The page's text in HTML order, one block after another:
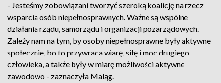
- Jesteśmy zobowiązani tworzyć szeroką koalicję na rzecz
wsparcia osób niepełnosprawnych. Ważne są wspólne
działania rządu, samorządu i organizacji pozarządowych.
Zależy nam na tym, by osoby niepełnosprawne były aktywne
społecznie, bo to przywraca wiarę, siłę i moc drugiego
człowieka, a także były w miarę możliwości aktywne
zawodowo - zaznaczyła Maląg.